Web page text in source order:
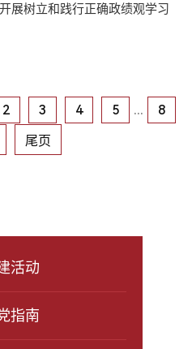
展树立和践行正确政绩观学习
2 3 4 5 ...
8
尾页
活动
指南